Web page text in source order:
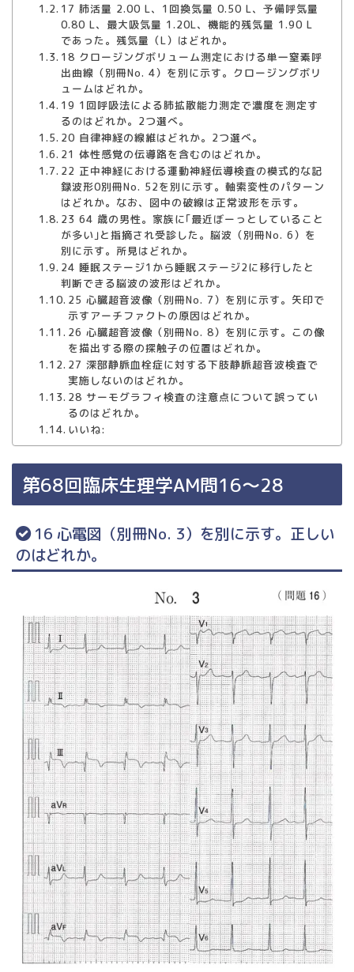
17 肺活量 2.00 L、1回換気量 0.50 L、予備呼気量
0.80 L、最大吸気量 1.20L、機能的残気量 1.90 L
であった。残気量（L）はどれか。
18 クロージングボリューム測定における単一窒素呼
出曲線（別冊No. 4）を別に示す。クロージングボリ
ュームはどれか。
19 1回呼吸法による肺拡散能力測定で濃度を測定す
るのはどれか。2つ選べ。
20 自律神経の線維はどれか。2つ選べ。
21 体性感覚の伝導路を含むのはどれか。
22 正中神経における運動神経伝導検査の模式的な記
録波形0別冊No. 52を別に示す。軸索変性のパターン
はどれか。なお、図中の破線は正常波形を示す。
23 64 歳の男性。家族に｢最近ぼーっとしていること
が多い｣と指摘され受診した。脳波（別冊No. 6）を
別に示す。所見はどれか。
24 睡眠ステージ1から睡眠ステージ2に移行したと
判断できる脳波の波形はどれか。
25 心臓超音波像（別冊No. 7）を別に示す。矢印で
示すアーチファクトの原因はどれか。
26 心臓超音波像（別冊No. 8）を別に示す。この像
を描出する際の探触子の位置はどれか。
27 深部静脈血栓症に対する下肢静脈超音波検査で
実施しないのはどれか。
28 サーモグラフィ検査の注意点について誤ってい
るのはどれか。
いいね:
第68回臨床生理学AM問16～28
16 心電図（別冊No. 3）を別に示す。正しい
のはどれか。